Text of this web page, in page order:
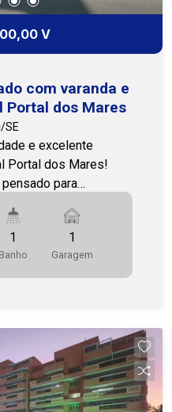
V
com varanda e
Portal dos Mares
SE
e excelente
Portal dos Mares!
para
em cada
busca morar com
regiões mais
disso, conta com
garantindo ambientes
e bem
de descanso
ainda mais o
um espaço agradável
1
Banho
1
Garagem